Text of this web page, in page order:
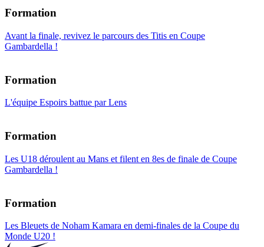
Formation
Avant la finale, revivez le parcours des Titis en Coupe
Gambardella !
Formation
L'équipe Espoirs battue par Lens
Formation
Les U18 déroulent au Mans et filent en 8es de finale de Coupe
Gambardella !
Formation
Les Bleuets de Noham Kamara en demi-finales de la Coupe du
Monde U20 !